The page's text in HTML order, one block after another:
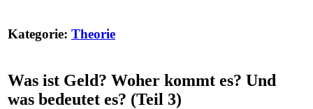
Kategorie: Theorie
Was ist Geld? Woher kommt es? Und
was bedeutet es? (Teil 3)